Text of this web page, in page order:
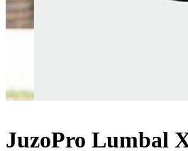
JuzoPro Lumbal